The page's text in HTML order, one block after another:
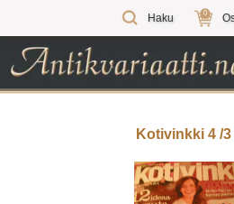
Haku 0
Kotivinkki 4 /3